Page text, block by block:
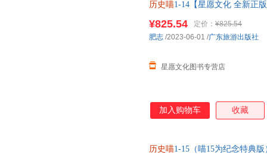
历史喵1-14【星愿文化 全新正
¥825.54 定价： ¥825.54
星愿文化图书专营店
肥志 /2023-06-01 /广东旅游出版社
加入购物车 收藏
历史喵1-15（喵15为纪念特典